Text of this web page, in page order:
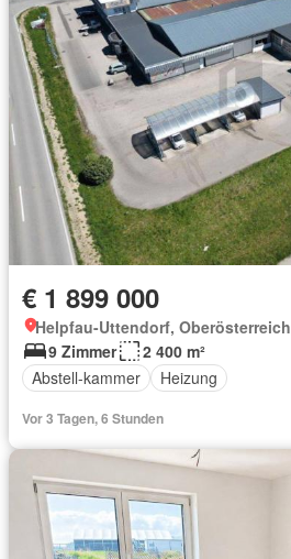
€ 1 899 000
Helpfau-Uttendorf, Oberösterreich
9 Zimmer
2 400 m²
Abstell-kammer
Heizung
Vor 3 Tagen, 6 Stunden